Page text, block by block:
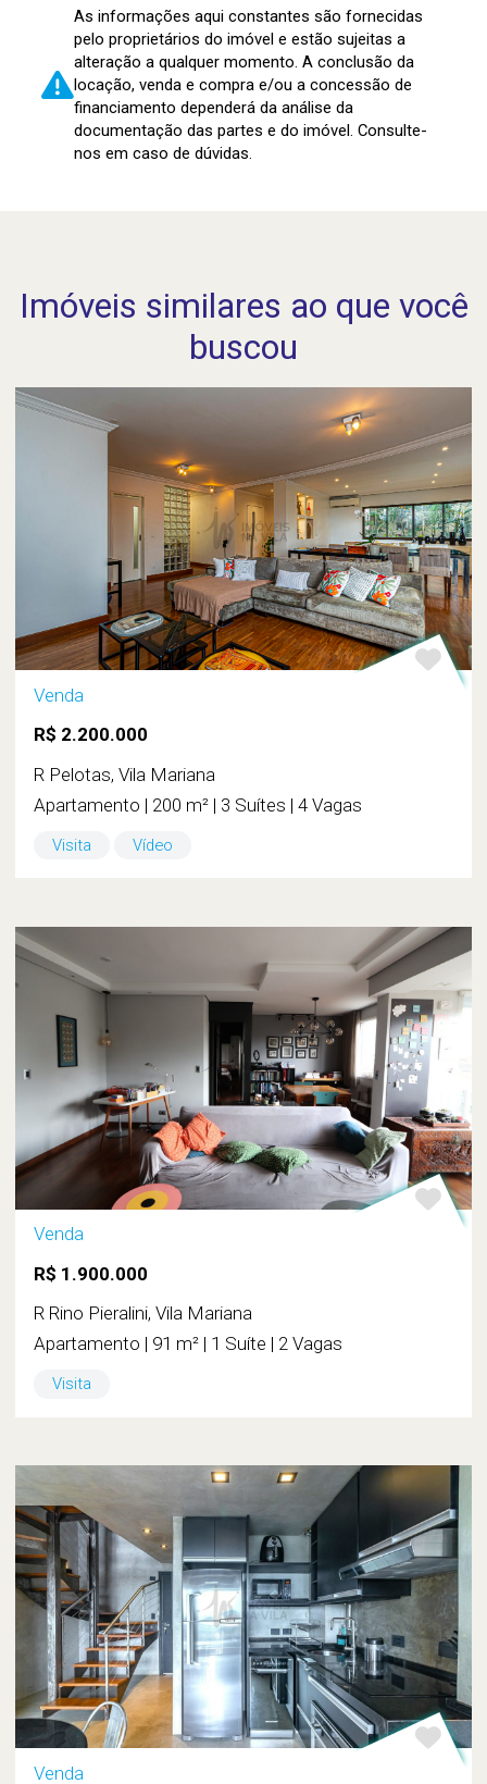
As informações aqui constantes são fornecidas
pelo proprietários do imóvel e estão sujeitas a
alteração a qualquer momento. A conclusão da
locação, venda e compra e/ou a concessão de
financiamento dependerá da análise da
documentação das partes e do imóvel. Consulte-
nos em caso de dúvidas.
Imóveis similares ao que você
buscou
Venda
R$ 2.200.000
R Pelotas, Vila Mariana
Apartamento | 200 m² | 3 Suítes | 4 Vagas
Visita Vídeo
Venda
R$ 1.900.000
R Rino Pieralini, Vila Mariana
Apartamento | 91 m² | 1 Suíte | 2 Vagas
Visita
Venda